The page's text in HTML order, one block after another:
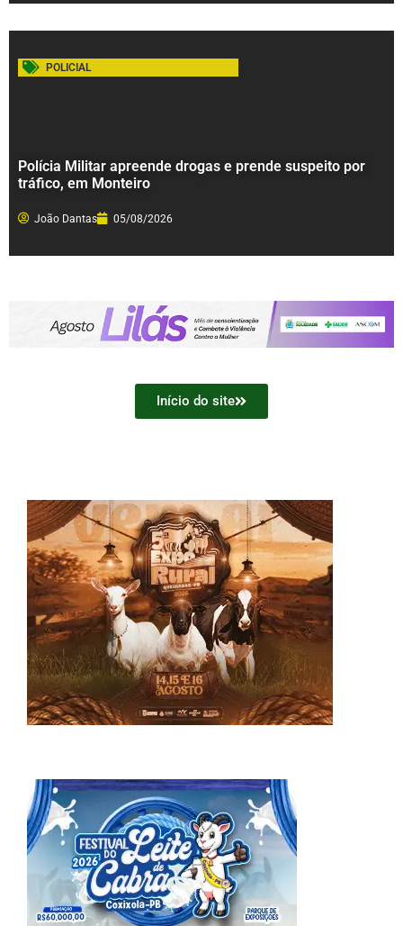
POLICIAL
Polícia Militar apreende drogas e prende suspeito por
tráfico, em Monteiro
João Dantas 05/08/2026
Início do site